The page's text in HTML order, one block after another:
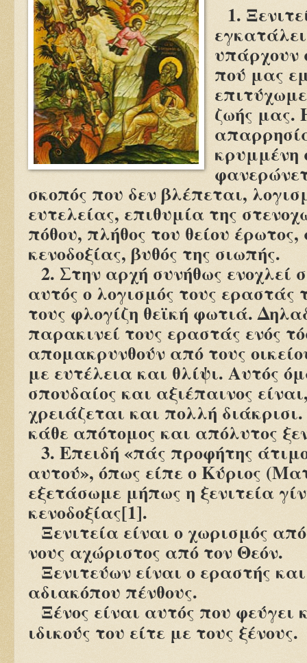
1.
υπάρχουν
πού μας
ζωής μας.
κρυμμένη
σκοπός που δεν βλέπεται,
ευτελείας, επιθυμία της
πόθου, πλήθος του θείου έρωτος,
κενοδοξίας, βυθός της σιωπής.
2. Στην αρχή συνήθως ενοχλεί
αυτός ο λογισμός τους
τους φλογίζη θεϊκή φωτιά.
παρακινεί τους εραστάς ενός
απομακρυνθούν από τους
με ευτέλεια και θλίψι. Αυτός
σπουδαίος και αξιέπαινος
χρειάζεται και πολλή
κάθε απότομος και απόλυτος
3. Επειδή «πάς προφήτης
αυτού», όπως είπε ο Κύριος
εξετάσωμε μήπως η ξενιτεία
κενοδοξίας[1].
Ξενιτεία είναι ο χωρισμός
νους αχώριστος από τον Θεόν.
Ξενιτεύων είναι ο εραστής
αδιακόπου πένθους.
Ξένος είναι αυτός που φεύγει
ιδικούς του είτε με τους ξένους.